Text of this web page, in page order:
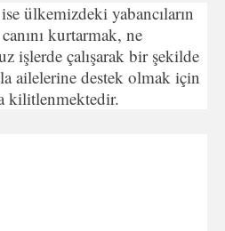
ülkemizdeki yabancıların
kurtarmak, ne
işlerde çalışarak bir şekilde
ailelerine destek olmak için
kilitlenmektedir.